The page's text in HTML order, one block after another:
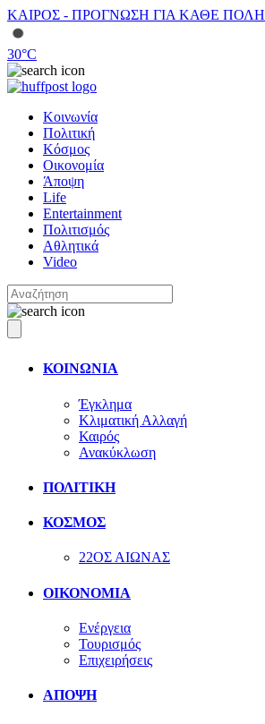
ΚΑΙΡΟΣ - ΠΡΟΓΝΩΣΗ ΓΙΑ ΚΑΘΕ ΠΟΛΗ
30°C
Κοινωνία
Πολιτική
Κόσμος
Οικονομία
Άποψη
Life
Entertainment
Πολιτισμός
Αθλητικά
Video
ΚΟΙΝΩΝΙΑ
Έγκλημα
Κλιματική Αλλαγή
Καιρός
Ανακύκλωση
ΠΟΛΙΤΙΚΗ
ΚΟΣΜΟΣ
22ΟΣ ΑΙΩΝΑΣ
ΟΙΚΟΝΟΜΙΑ
Ενέργεια
Τουρισμός
Επιχειρήσεις
ΑΠΟΨΗ